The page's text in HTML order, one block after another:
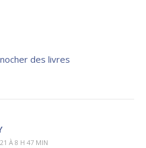
des livres
À 8 H 47 MIN